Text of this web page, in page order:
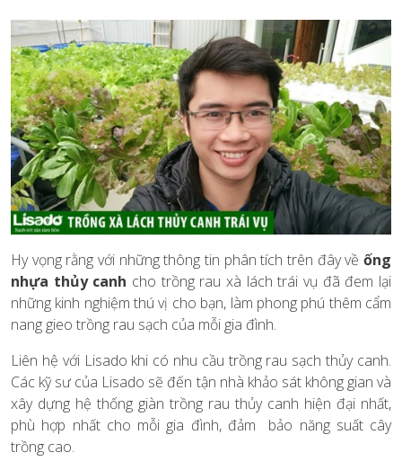
Hy vọng rằng với những thông tin phân tích trên đây về ống
nhựa thủy canh cho trồng rau xà lách trái vụ đã đem lại
những kinh nghiệm thú vị cho bạn, làm phong phú thêm cẩm
nang gieo trồng rau sạch của mỗi gia đình.
Liên hệ với Lisado khi có nhu cầu trồng rau sạch thủy canh.
Các kỹ sư của Lisado sẽ đến tận nhà khảo sát không gian và
xây dựng hệ thống giàn trồng rau thủy canh hiện đại nhất,
phù hợp nhất cho mỗi gia đình, đảm bảo năng suất cây
trồng cao.